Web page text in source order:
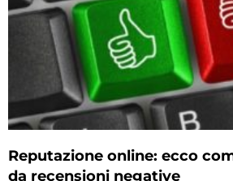
Reputazione online: ecco
da recensioni negative